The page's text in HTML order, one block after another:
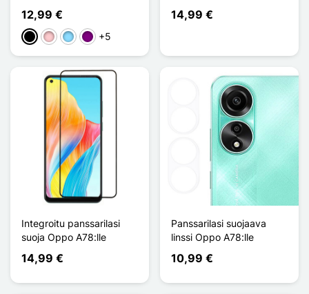
12,99 €
MustaPinkkiBleu Clair
Violet+5
14,99 €
Integroitu panssarilasi
suoja Oppo A78:lle
14,99 €
Panssarilasi suojaava
linssi Oppo A78:lle
10,99 €